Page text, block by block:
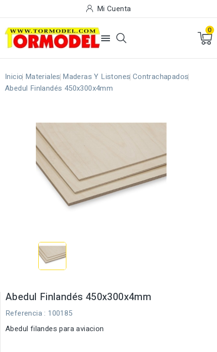
Mi Cuenta

0
Inicio Materiales Maderas Y Listones Contrachapados
Abedul Finlandés 450x300x4mm
Abedul Finlandés 450x300x4mm
Referencia : 100185
Abedul filandes para aviacion